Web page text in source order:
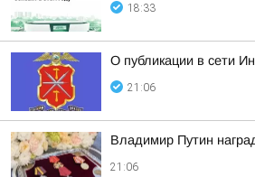
18:33
О публикации в сети
21:06
Владимир Путин
21:06